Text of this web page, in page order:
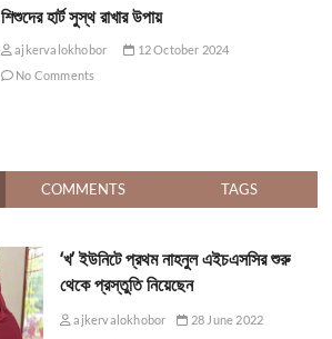
শিশুদের হার্ট সুস্থ রাখার উপায়
ajkervalokhobor
12 October 2024
No Comments
COMMENTS TAGS
‘খ’ ইউনিটে প্রথম নাহনুল এইচএসসির শুরু
থেকে প্রস্তুতি নিয়েছেন
ajkervalokhobor
28 June 2022